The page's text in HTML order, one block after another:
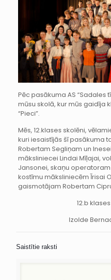
Pēc pasākuma AS “Sadales
mūsu skolā, kur mūs gaidīja
“Pieci”.
Mēs, 12.klases skolēni,
kuri iesaistījās šī pasākuma
Robertam Segliņam un
māksliniecei Lindai Mīļajai,
Jansonei, skaņu
kostīmu māksliniecēm Īrisai
gaismotājam Robertam
12.b
Izolde
Saistītie raksti